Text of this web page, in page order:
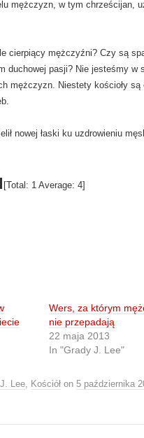
mężczyzn, w tym chrześcijan,
cierpiący mężczyźni? Czy są
duchowej pasji? Nie jesteśmy w
mężczyzn. Niestety kościoły
nowej łaski ku uzdrowieniu
[Total: 1 Average: 4]
Wers, za którym
nie przepadają
22 maja 2013
In "Grady J. Lee"
Lee Kościół on 5 października